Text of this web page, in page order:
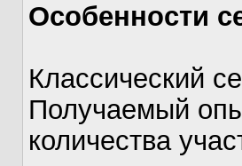
Особенности
Классический
Получаемый
количества